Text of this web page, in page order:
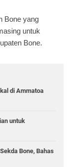
Bone yang
untuk
Bone.
di Ammatoa
untuk
Bone, Bahas